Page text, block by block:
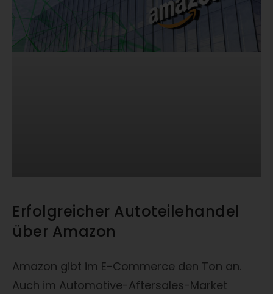
Erfolgreicher Autoteilehandel
über Amazon
Amazon gibt im E-Commerce den Ton an.
Auch im Automotive-Aftersales-Market